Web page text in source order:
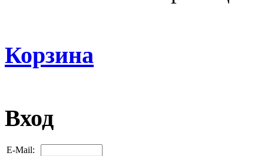
Корзина
Вход
E-Mail: